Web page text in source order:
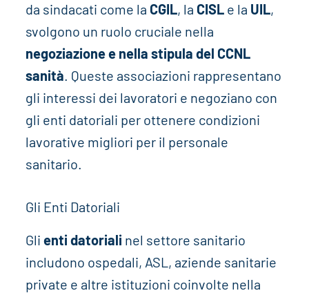
da sindacati come la CGIL, la CISLe la UIL,
svolgono un ruolo cruciale nella
negoziazione e nella stipula del CCNL
sanità. Queste associazioni rappresentano
gli interessi dei lavoratori e negoziano con
gli enti datoriali per ottenere condizioni
lavorative migliori per il personale
sanitario.
Gli Enti Datoriali
Gli enti datoriali nel settore sanitario
includono ospedali, ASL, aziende sanitarie
private e altre istituzioni coinvolte nella